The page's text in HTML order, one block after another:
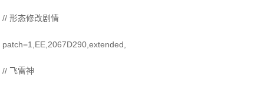
// 形态修改剧情
patch=1,EE,2067D290,extended,
// 飞雷神